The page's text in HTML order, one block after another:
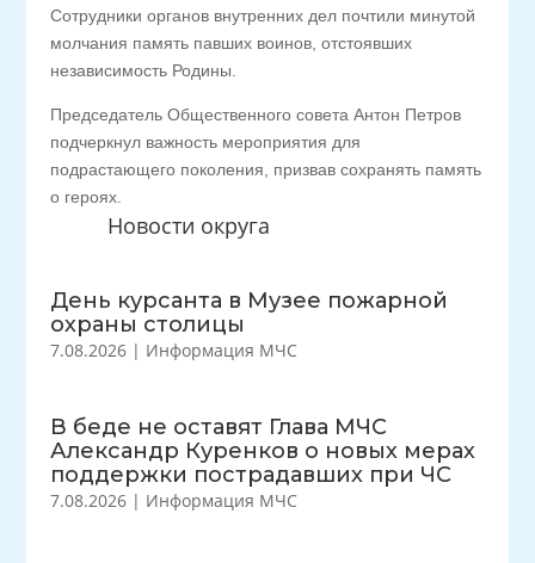
Новости округа
День курсанта в Музее пожарной
охраны столицы
7.08.2026 | Информация МЧС
В беде не оставят Глава МЧС
Александр Куренков о новых мерах
поддержки пострадавших при ЧС
7.08.2026 | Информация МЧС
Сотрудники органов внутренних дел почтили минутой
молчания память павших воинов, отстоявших
независимость Родины.
Председатель Общественного совета Антон Петров
подчеркнул важность мероприятия для
подрастающего поколения, призвав сохранять память
о героях.